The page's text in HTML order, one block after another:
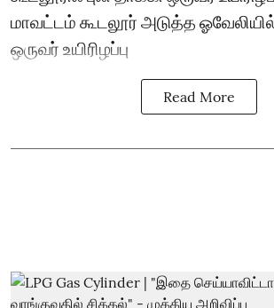
மாவட்டம் கூடலூர் அடுத்த ஓவேலியில்
ஒருவர் உயிரிழப்பு
Read More